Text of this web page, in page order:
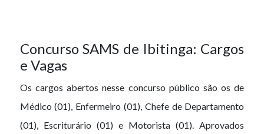
Concurso SAMS de Ibitinga: Cargos
e Vagas
Os cargos abertos nesse concurso público são os de
Médico (01), Enfermeiro (01), Chefe de Departamento
(01), Escriturário (01) e Motorista (01). Aprovados